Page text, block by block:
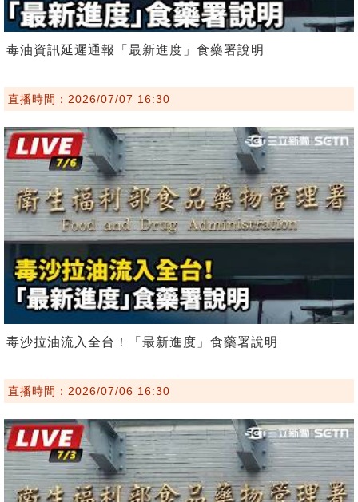
毒油資訊延遲通報「最新進度」食藥署說明
直播時間：2026/07/07 16:30
毒沙拉油流入全台！「最新進度」食藥署說明
直播時間：2026/07/06 16:30